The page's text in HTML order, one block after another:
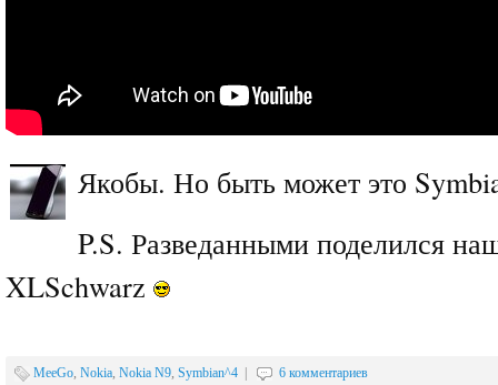
Якобы. Но быть может это
P.S. Разведанными поделился
XLSchwarz
MeeGo, Nokia, Nokia N9, Symbian^4 6 комментариев